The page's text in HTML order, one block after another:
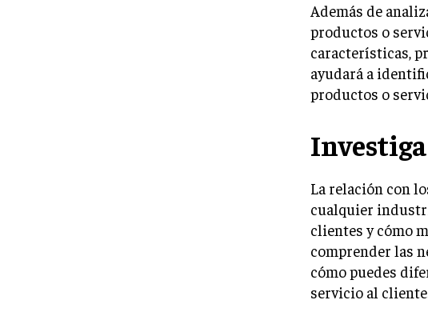
Además de
productos o
características,
ayudará a
productos o
La relación con
cualquier
clientes y cómo
comprender las
cómo puedes
servicio al